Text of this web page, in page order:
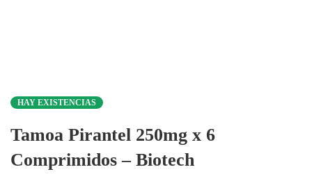
HAY EXISTENCIAS
Tamoa Pirantel 250mg x 6
Comprimidos – Biotech